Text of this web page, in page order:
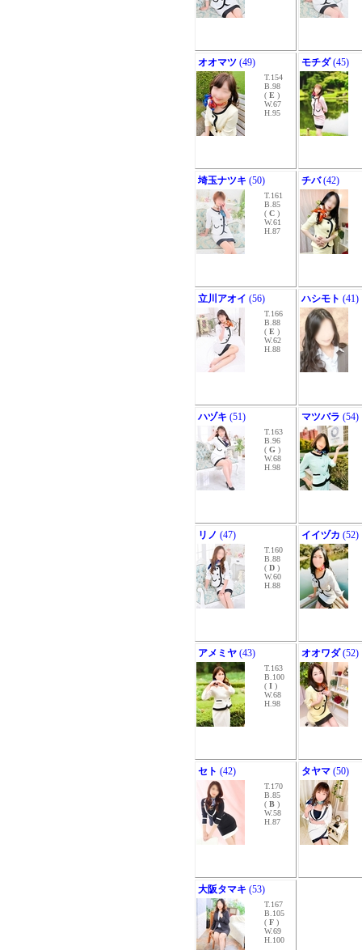
オオマツ (49)
T.154
B.98
( E )
W.67
H.95
モチダ(45)
埼玉ナツキ (50)
T.161
B.85
( C )
W.61
H.87
チバ(42)
立川アオイ (56)
T.166
B.88
( E )
W.62
H.88
ハシモト (41)
ハヅキ (51)
T.163
B.96
( G )
W.68
H.98
マツバラ (54)
リノ (47)
T.160
B.88
( D )
W.60
H.88
イイヅカ (52)
アメミヤ (43)
T.163
B.100
( I )
W.68
H.98
オオワダ(52)
セト (42)
T.170
B.85
( B )
W.58
H.87
タヤマ (50)
大阪タマキ (53)
T.167
B.105
( F )
W.69
H.100